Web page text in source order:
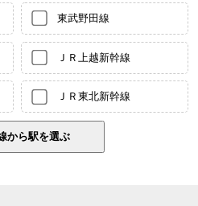
東武野田線
ＪＲ上越新幹線
ＪＲ東北新幹線